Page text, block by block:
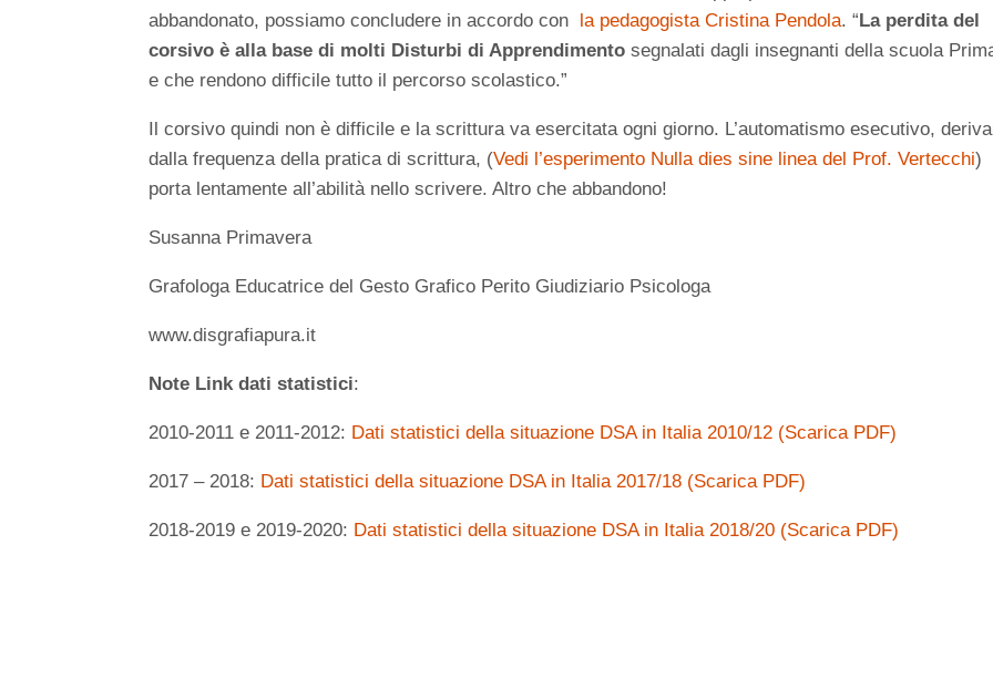
abbandonato, possiamo concludere in accordo con la pedagogista Cristina Pendola. “La perdita del
corsivo è alla base di molti Disturbi di Apprendimento segnalati dagli insegnanti della scuola
e che rendono difficile tutto il percorso scolastico.”
Il corsivo quindi non è difficile e la scrittura va esercitata ogni giorno. L’automatismo esecutivo,
dalla frequenza della pratica di scrittura, (Vedi l’esperimento Nulla dies sine linea del Prof. Vertecchi)
porta lentamente all’abilità nello scrivere. Altro che abbandono!
Susanna Primavera
Grafologa Educatrice del Gesto Grafico Perito Giudiziario Psicologa
www.disgrafiapura.it
Note Link dati statistici:
2010-2011 e 2011-2012: Dati statistici della situazione DSA in Italia 2010/12 (Scarica PDF)
2017 – 2018: Dati statistici della situazione DSA in Italia 2017/18 (Scarica PDF)
2018-2019 e 2019-2020: Dati statistici della situazione DSA in Italia 2018/20 (Scarica PDF)